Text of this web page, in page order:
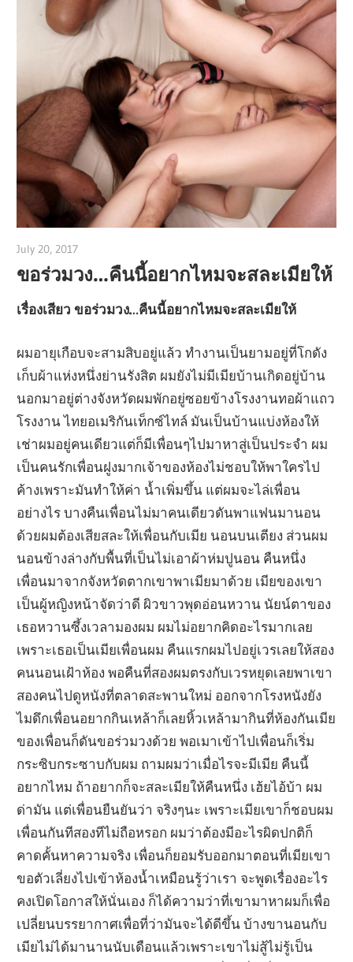
July 20, 2017
ขอร่วมวง…คืนนี้อยากไหมจะสละเมียให้
เรื่องเสียว ขอร่วมวง…คืนนี้อยากไหมจะสละเมียให้
ผมอายุเกือบจะสามสิบอยู่แล้ว ทำงานเป็นยามอยู่ที่โกดัง
เก็บผ้าแห่งหนึ่งย่านรังสิต ผมยังไม่มีเมียบ้านเกิดอยู่บ้าน
นอกมาอยู่ต่างจังหวัดผมพักอยู่ซอยข้างโรงงานทอผ้าแถว
โรงงาน ไทยอเมริกันเท็กซ์ไทล์ มันเป็นบ้านแบ่งห้องให้
เช่าผมอยู่คนเดียวแต่ก็มีเพื่อนๆไปมาหาสู่เป็นประจำ ผม
เป็นคนรักเพื่อนฝูงมากเจ้าของห้องไม่ชอบให้พาใครไป
ค้างเพราะมันทำให้ค่า น้ำเพิ่มขึ้น แต่ผมจะไล่เพื่อน
อย่างไร บางคืนเพื่อนไม่มาคนเดียวดันพาแฟนมานอน
ด้วยผมต้องเสียสละให้เพื่อนกับเมีย นอนบนเตียง ส่วนผม
นอนข้างล่างกับพื้นที่เป็นไม่เอาผ้าห่มปูนอน คืนหนึ่ง
เพื่อนมาจากจังหวัดตากเขาพาเมียมาด้วย เมียของเขา
เป็นผู้หญิงหน้าจัดว่าดี ผิวขาวพุดอ่อนหวาน นัยน์ตาของ
เธอหวานซึ้งเวลามองผม ผมไม่อยากคิดอะไรมากเลย
เพราะเธอเป็นเมียเพื่อนผม คืนแรกผมไปอยู่เวรเลยให้สอง
คนนอนเฝ้าห้อง พอคืนที่สองผมตรงกับเวรหยุดเลยพาเขา
สองคนไปดูหนังที่ตลาดสะพานใหม่ ออกจากโรงหนังยัง
ไมดึกเพื่อนอยากกินเหล้าก็เลยหิ้วเหล้ามากินที่ห้องกันเมีย
ของเพื่อนก็ดันขอร่วมวงด้วย พอเมาเข้าไปเพื่อนก็เริ่ม
กระซิบกระซาบกับผม ถามผมว่าเมื่อไรจะมีเมีย คืนนี้
อยากไหม ถ้าอยากก็จะสละเมียให้คืนหนึ่ง เฮ้ยไอ้บ้า ผม
ด่ามัน แต่เพื่อนยืนยันว่า จริงๆนะ เพราะเมียเขาก็ชอบผม
เพื่อนกันทีสองทีไม่ถือหรอก ผมว่าต้องมีอะไรผิดปกติก็
คาดคั้นหาความจริง เพื่อนก็ยอมรับออกมาตอนที่เมียเขา
ขอตัวเลี่ยงไปเข้าห้องน้ำเหมือนรู้ว่าเรา จะพูดเรื่องอะไร
คงเปิดโอกาสให้นั่นเอง ก็ได้ความว่าที่เขามาหาผมก็เพื่อ
เปลี่ยนบรรยากาศเพื่อที่ว่ามันจะได้ดีขึ้น บ้างขานอนกับ
เมียไม่ได้มานานนับเดือนแล้วเพราะเขาไม่สู้ไม่รู้เป็น